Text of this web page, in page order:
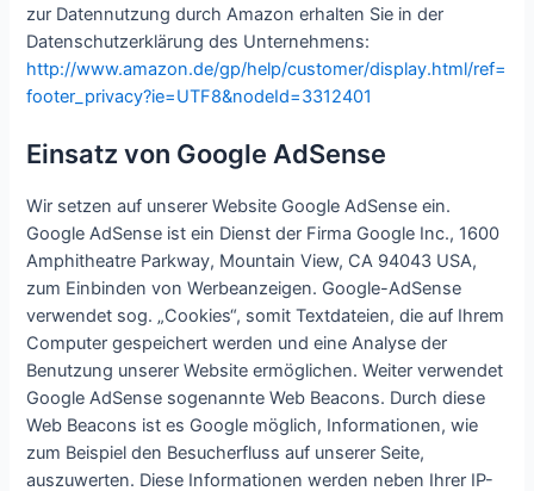
zur Datennutzung durch Amazon erhalten Sie in der
Datenschutzerklärung des Unternehmens:
http://www.amazon.de/gp/help/customer/display.html/ref=
footer_privacy?ie=UTF8&nodeId=3312401
Einsatz von Google AdSense
Wir setzen auf unserer Website Google AdSense ein.
Google AdSense ist ein Dienst der Firma Google Inc., 1600
Amphitheatre Parkway, Mountain View, CA 94043 USA,
zum Einbinden von Werbeanzeigen. Google-AdSense
verwendet sog. „Cookies“, somit Textdateien, die auf Ihrem
Computer gespeichert werden und eine Analyse der
Benutzung unserer Website ermöglichen. Weiter verwendet
Google AdSense sogenannte Web Beacons. Durch diese
Web Beacons ist es Google möglich, Informationen, wie
zum Beispiel den Besucherfluss auf unserer Seite,
auszuwerten. Diese Informationen werden neben Ihrer IP-